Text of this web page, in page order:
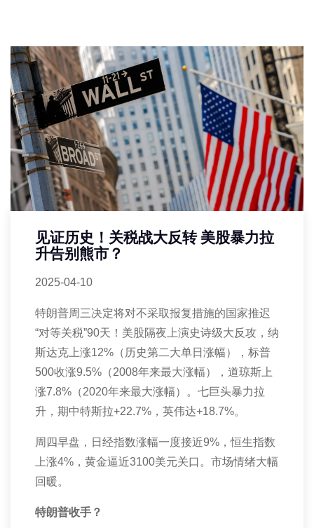
见证历史！关税战大反转 美股暴力拉
升告别熊市？
2025-04-10
特朗普周三决定将对不采取报复措施的国家推迟
“对等关税”90天！美股隔夜上演史诗级大反攻，纳
斯达克上涨12% （历史第二大单日涨幅），标普
500收涨9.5% （2008年来最大涨幅），道琼斯上
涨7.8% （2020年来最大涨幅）。七巨头暴力拉
升，期中特斯拉+22.7% ，英伟达+18.7%。
周四早盘，日经指数涨幅一度接近9% ，恒生指数
上涨4% ，黄金逼近3100美元关口。市场情绪大幅
回暖。
特朗普收手？